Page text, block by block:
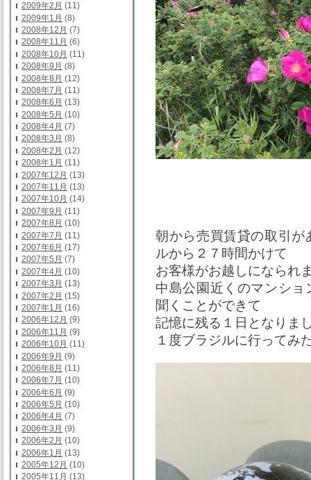
2009年2月 (11)
2009年1月 (8)
2008年12月 (7)
2008年11月 (6)
2008年10月 (11)
2008年9月 (8)
2008年8月 (12)
2008年7月 (11)
2008年6月 (13)
2008年5月 (10)
2008年4月 (7)
2008年3月 (8)
2008年2月 (12)
2008年1月 (11)
2007年12月 (13)
2007年11月 (13)
2007年10月 (14)
2007年9月 (11)
2007年8月 (10)
2007年7月 (11)
2007年6月 (17)
2007年5月 (7)
2007年4月 (10)
2007年3月 (13)
2007年2月 (15)
2007年1月 (16)
2006年12月 (9)
2006年11月 (9)
2006年10月 (11)
2006年9月 (9)
2006年8月 (11)
2006年7月 (10)
2006年6月 (9)
2006年5月 (10)
2006年4月 (7)
2006年3月 (9)
2006年2月 (10)
2006年1月 (13)
2005年12月 (10)
2005年11月 (13)
朝から売買賃貸の取引
ルから２７時間かけて
お客様がお越しになられ
中島公園近くのマンシ
聞くことができて
記憶に残る１日となりま
１度ブラジルに行ってみ